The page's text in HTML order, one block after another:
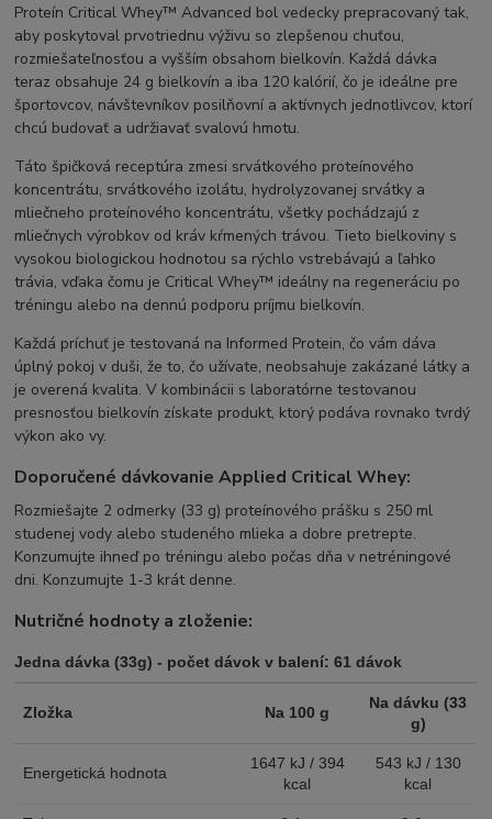
Proteín Critical Whey™ Advanced bol vedecky prepracovaný tak,
aby poskytoval prvotriednu výživu so zlepšenou chuťou,
rozmiešateľnosťou a vyšším obsahom bielkovín. Každá dávka
teraz obsahuje 24 g bielkovín a iba 120 kalórií, čo je ideálne pre
športovcov, návštevníkov posilňovní a aktívnych jednotlivcov, ktorí
chcú budovať a udržiavať svalovú hmotu.
Táto špičková receptúra ​​​​zmesi srvátkového proteínového
koncentrátu, srvátkového izolátu, hydrolyzovanej srvátky a
mliečneho proteínového koncentrátu, všetky pochádzajú z
mliečnych výrobkov od kráv kŕmených trávou. Tieto bielkoviny s
vysokou biologickou hodnotou sa rýchlo vstrebávajú a ľahko
trávia, vďaka čomu je Critical Whey™ ideálny na regeneráciu po
tréningu alebo na dennú podporu príjmu bielkovín.
Každá príchuť je testovaná na Informed Protein, čo vám dáva
úplný pokoj v duši, že to, čo užívate, neobsahuje zakázané látky a
je overená kvalita. V kombinácii s laboratórne testovanou
presnosťou bielkovín získate produkt, ktorý podáva rovnako tvrdý
výkon ako vy.
Doporučené dávkovanie Applied Critical Whey:
Rozmiešajte 2 odmerky (33 g) proteínového prášku s 250 ml
studenej vody alebo studeného mlieka a dobre pretrepte.
Konzumujte ihneď po tréningu alebo počas dňa v netréningové
dni. Konzumujte 1-3 krát denne.
Nutričné hodnoty a zloženie:
Jedna dávka (33g) - počet dávok v balení: 61 dávok
Zložka Na 100 g
Na dávku (33
g)
Energetická hodnota
1647 kJ / 394
kcal
543 kJ / 130
kcal